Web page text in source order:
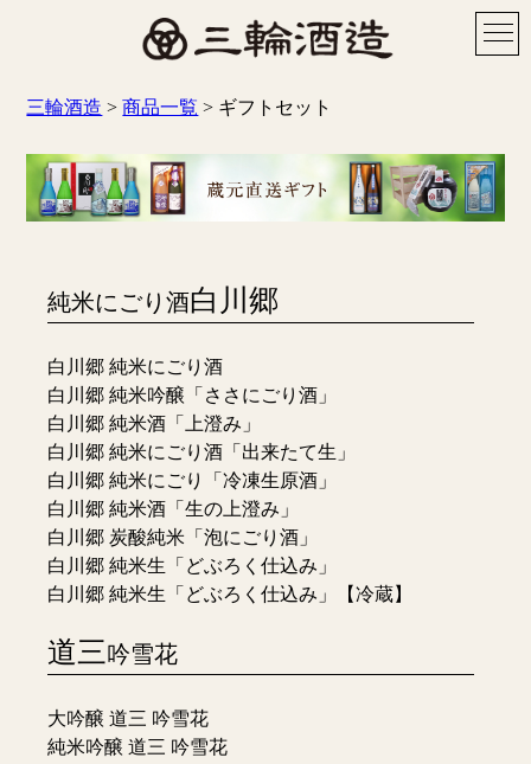
三輪酒造 >商品一覧 > ギフトセット
純米にごり酒白川郷
白川郷 純米にごり酒
白川郷 純米吟醸「ささにごり酒」
白川郷 純米酒「上澄み」
白川郷 純米にごり酒「出来たて生」
白川郷 純米にごり「冷凍生原酒」
白川郷 純米酒「生の上澄み」
白川郷 炭酸純米「泡にごり酒」
白川郷 純米生「どぶろく仕込み」
白川郷 純米生「どぶろく仕込み」【冷蔵】
道三吟雪花
大吟醸 道三 吟雪花
純米吟醸 道三 吟雪花